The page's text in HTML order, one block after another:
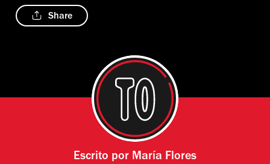
Share
Escrito por María Flores